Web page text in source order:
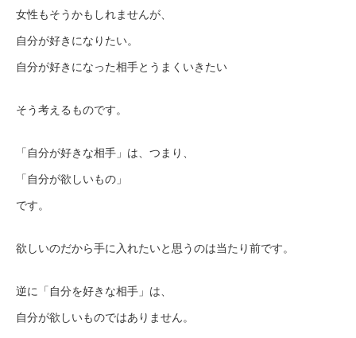
女性もそうかもしれませんが、
自分が好きになりたい。
自分が好きになった相手とうまくいきたい
そう考えるものです。
「自分が好きな相手」は、つまり、
「自分が欲しいもの」
です。
欲しいのだから手に入れたいと思うのは当たり前です。
逆に「自分を好きな相手」は、
自分が欲しいものではありません。